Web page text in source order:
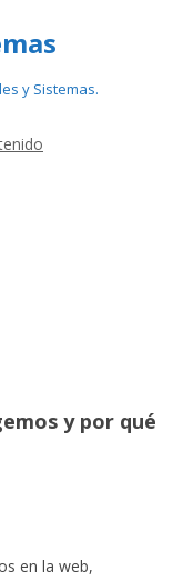
y Sistemas.
y por qué
en la web,